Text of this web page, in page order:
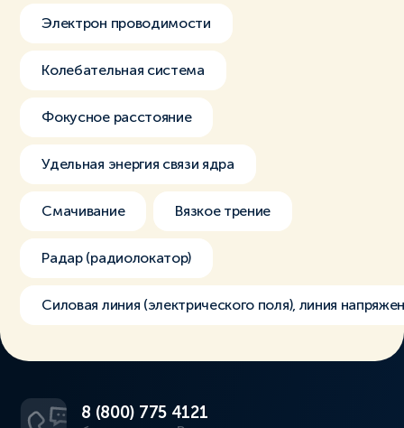
Электрон проводимости
Колебательная система
Фокусное расстояние
Удельная энергия связи ядра
Смачивание Вязкое трение
Радар (радиолокатор)
Силовая линия (электрического поля), линия
8 (800) 775 4121